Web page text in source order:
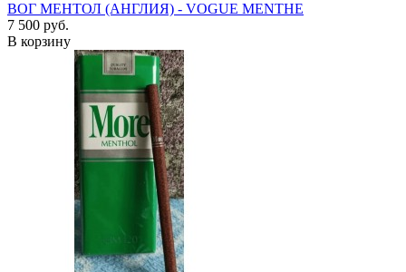
ВОГ МЕНТОЛ (АНГЛИЯ) - VOGUE MENTHE
7 500 руб.
В корзину